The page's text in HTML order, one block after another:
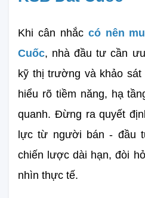
Khi cân nhắc có nên
Cuốc, nhà đầu tư cần
kỹ thị trường và khảo
hiểu rõ tiềm năng, hạ
quanh. Đừng ra quyết
lực từ người bán - đầu
chiến lược dài hạn, đòi
nhìn thực tế.